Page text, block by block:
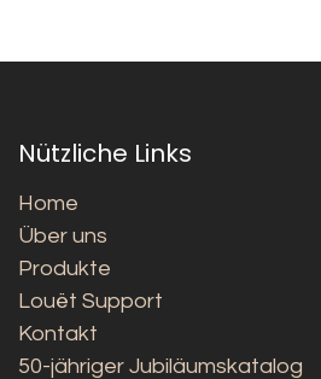
Nützliche Links
Home
Über uns
Produkte
Louët Support
Kontakt
50-jähriger Jubiläumskatalog